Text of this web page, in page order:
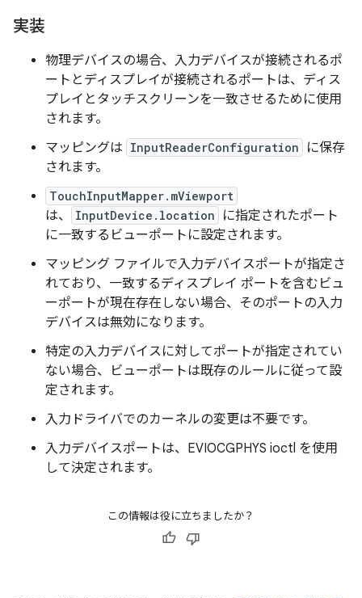
実装
物理デバイスの場合、入力デバイスが接続されるポ
ートとディスプレイが接続されるポートは、ディス
プレイとタッチスクリーンを一致させるために使用
されます。
マッピングは InputReaderConfiguration
に保存
されます。
TouchInputMapper.mViewport
は、 InputDevice.location
に指定されたポート
に一致するビューポートに設定されます。
マッピング ファイルで入力デバイスポートが指定さ
れており、一致するディスプレイ ポートを含むビュ
ーポートが現在存在しない場合、そのポートの入力
デバイスは無効になります。
特定の入力デバイスに対してポートが指定されてい
ない場合、ビューポートは既存のルールに従って設
定されます。
入力ドライバでのカーネルの変更は不要です。
入力デバイスポートは、EVIOCGPHYS ioctl を使用
して決定されます。
この情報は役に立ちましたか？